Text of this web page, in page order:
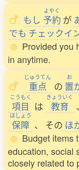
もし
よやく
予約 が
でも チェックイ
Provided you
in anytime.
じゅうてん
重点 の
お
置
こうもく
項目 は
きょういく
教育 、
ほしょう
保障 、 その ほ
Budget items
education, social
closely related to